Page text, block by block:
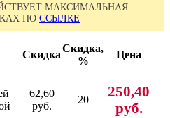
МАКСИМАЛЬНАЯ.
ПО ССЫЛКЕ
Скидка
Скидка,
%
Цена
62,60
руб.
20
250,40
руб.